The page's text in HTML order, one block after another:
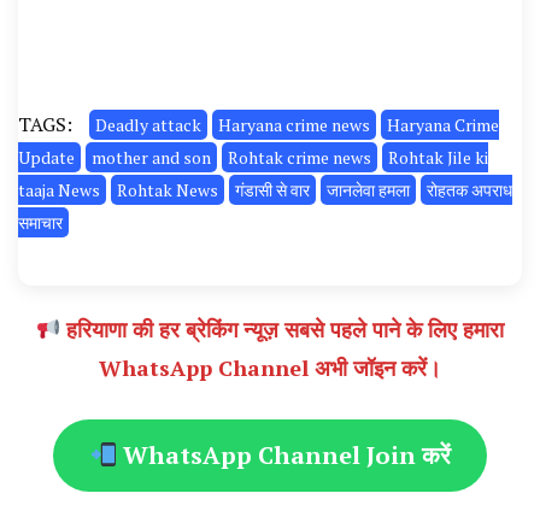
TAGS: Deadly attack Haryana crime news
Haryana Crime
Update
mother and son Rohtak crime news
Rohtak Jile ki
taaja News
Rohtak News गंडासी से वार जानलेवा हमला
रोहतक अपराध
समाचार
हरियाणा की हर ब्रेकिंग न्यूज़ सबसे पहले पाने के लिए हमारा
WhatsApp Channel अभी जॉइन करें।
WhatsApp Channel Join करें